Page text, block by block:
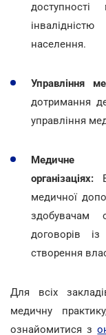
населення.
Управління
дотримання
управління
організаціях:
медичної
здобувачам
договорів
створення
Для всіх
медичну
ознайомитися з